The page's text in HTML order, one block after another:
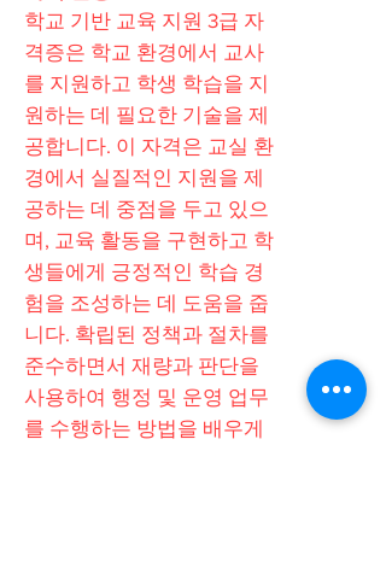
학교 기반 교육 지원 3급 자
격증은 학교 환경에서 교사
를 지원하고 학생 학습을 지
원하는 데 필요한 기술을 제
공합니다. 이 자격은 교실 환
경에서 실질적인 지원을 제
공하는 데 중점을 두고 있으
며, 교육 활동을 구현하고 학
생들에게 긍정적인 학습 경
험을 조성하는 데 도움을 줍
니다. 확립된 정책과 절차를
준수하면서 재량과 판단을
사용하여 행정 및 운영 업무
를 수행하는 방법을 배우게